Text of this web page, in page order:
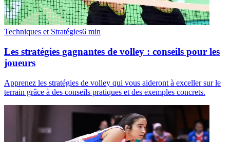
Techniques et Stratégies6 min
Les stratégies gagnantes de volley : conseils pour les
joueurs
Apprenez les stratégies de volley qui vous aideront à exceller sur le
terrain grâce à des conseils pratiques et des exemples concrets.